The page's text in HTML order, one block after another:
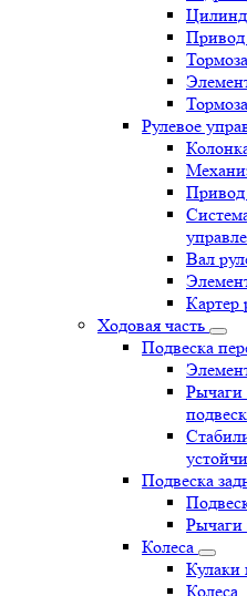
Привод
Рулевое
Привод
Вал
Картер
Ходовая часть
Подвеска
Рычаги
Подвеска
Рычаги
Колеса
Кулаки
Колеса